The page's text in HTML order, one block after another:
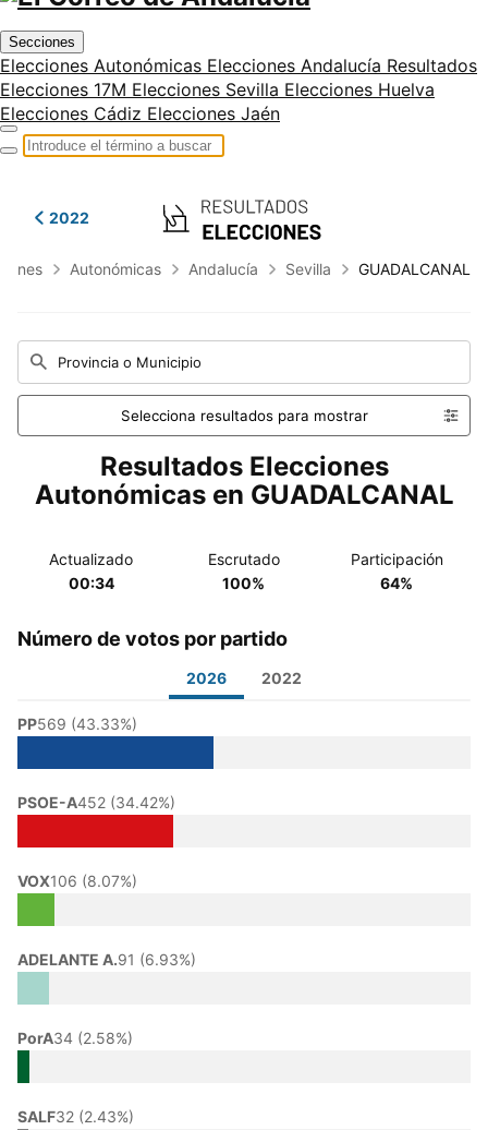
Secciones
Elecciones Autonómicas Elecciones Andalucía Resultados
Elecciones 17M Elecciones Sevilla Elecciones Huelva
Elecciones Cádiz Elecciones Jaén
2022
Autonómicas Andalucía Sevilla GUADALCANAL
Provincia o Municipio
Selecciona resultados para mostrar
Resultados Elecciones
Autonómicas en GUADALCANAL
Actualizado
00:34
Escrutado
100%
Participación
64%
Número de votos por partido
2026 2022
PP569 (43.33%)
PSOE-A452 (34.42%)
VOX106 (8.07%)
ADELANTE A.91 (6.93%)
PorA34 (2.58%)
SALF32 (2.43%)